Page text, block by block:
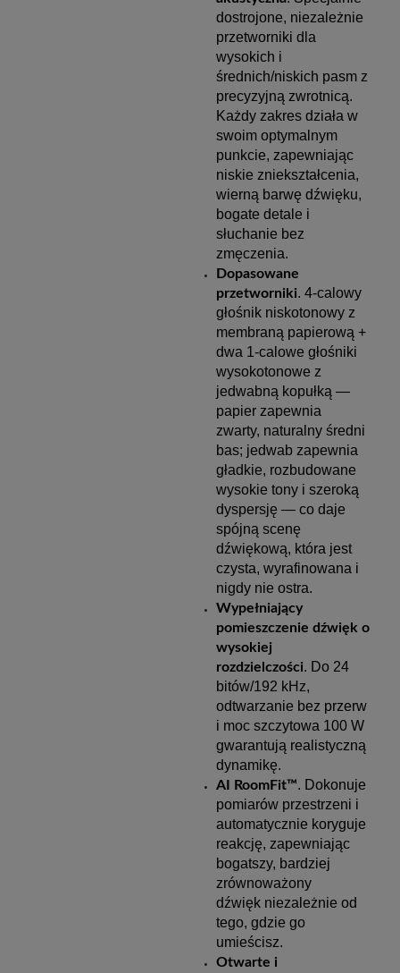
dostrojone, niezależnie
przetworniki dla
wysokich i
średnich/niskich pasm z
precyzyjną zwrotnicą.
Każdy zakres działa w
swoim optymalnym
punkcie, zapewniając
niskie zniekształcenia,
wierną barwę dźwięku,
bogate detale i
słuchanie bez
zmęczenia.
Dopasowane
przetworniki. 4-calowy
głośnik niskotonowy z
membraną papierową +
dwa 1-calowe głośniki
wysokotonowe z
jedwabną kopułką —
papier zapewnia
zwarty, naturalny średni
bas; jedwab zapewnia
gładkie, rozbudowane
wysokie tony i szeroką
dyspersję — co daje
spójną scenę
dźwiękową, która jest
czysta, wyrafinowana i
nigdy nie ostra.
Wypełniający
pomieszczenie dźwięk o
wysokiej
rozdzielczości. Do 24
bitów/192 kHz,
odtwarzanie bez przerw
i moc szczytowa 100 W
gwarantują realistyczną
dynamikę.
AI RoomFit™. Dokonuje
pomiarów przestrzeni i
automatycznie koryguje
reakcję, zapewniając
bogatszy, bardziej
zrównoważony
dźwięk niezależnie od
tego, gdzie go
umieścisz.
Otwarte i